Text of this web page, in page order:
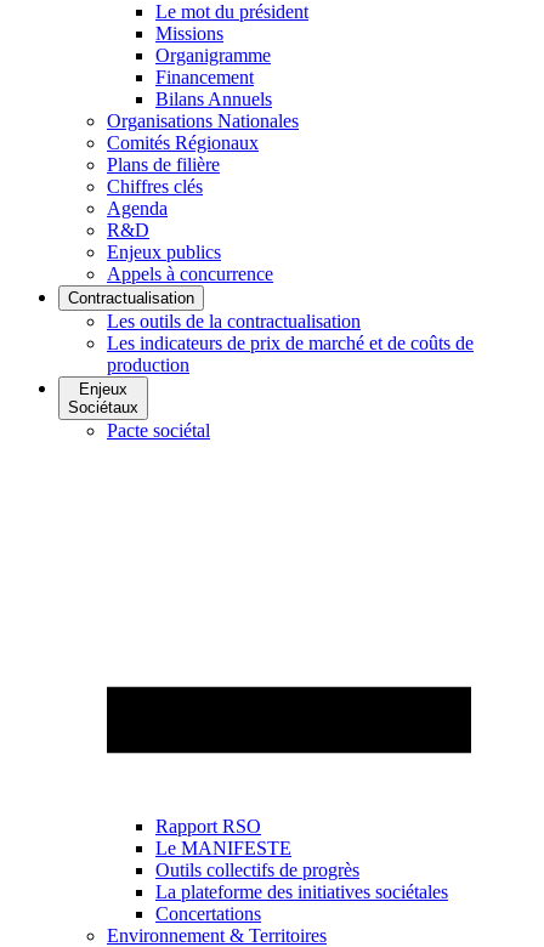
Le mot du président
Missions
Organigramme
Financement
Bilans Annuels
Organisations Nationales
Comités Régionaux
Plans de filière
Chiffres clés
Agenda
R&D
Enjeux publics
Appels à concurrence
Contractualisation
Les outils de la contractualisation
Les indicateurs de prix de marché et de coûts de
production
Enjeux
Sociétaux
Pacte sociétal
Rapport RSO
Le MANIFESTE
Outils collectifs de progrès
La plateforme des initiatives sociétales
Concertations
Environnement & Territoires